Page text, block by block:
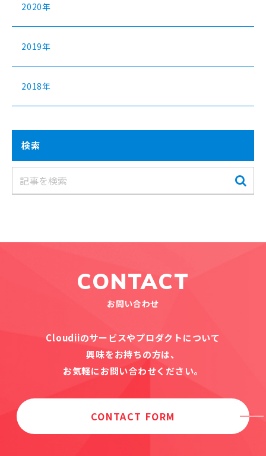
2020年
2019年
2018年
検索
CONTACT
お問い合わせ
Cloudiiのサービスやプロダクトについて
興味をお持ちの方は、
お気軽にお問い合わせください。
CONTACT FORM